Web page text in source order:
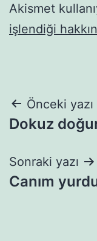
Akismet
işlendiği
Yazı
Önceki yazı
Dokuz
Sonraki yazı
Canım